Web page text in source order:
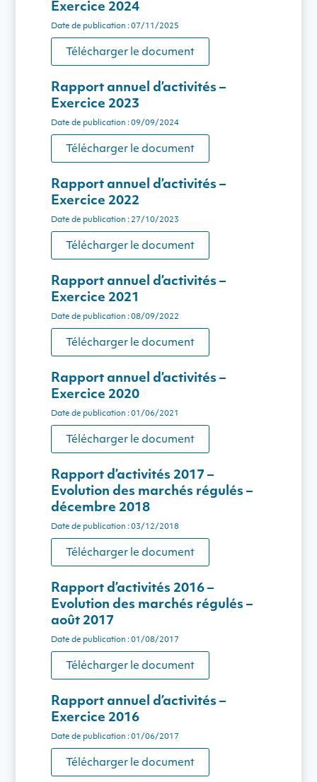
Exercice 2024
Date de publication : 07/11/2025
Télécharger le document
Rapport annuel d’activités –
Exercice 2023
Date de publication : 09/09/2024
Télécharger le document
Rapport annuel d’activités –
Exercice 2022
Date de publication : 27/10/2023
Télécharger le document
Rapport annuel d’activités –
Exercice 2021
Date de publication : 08/09/2022
Télécharger le document
Rapport annuel d’activités –
Exercice 2020
Date de publication : 01/06/2021
Télécharger le document
Rapport d’activités 2017 –
Evolution des marchés régulés –
décembre 2018
Date de publication : 03/12/2018
Télécharger le document
Rapport d’activités 2016 –
Evolution des marchés régulés –
août 2017
Date de publication : 01/08/2017
Télécharger le document
Rapport annuel d’activités –
Exercice 2016
Date de publication : 01/06/2017
Télécharger le document